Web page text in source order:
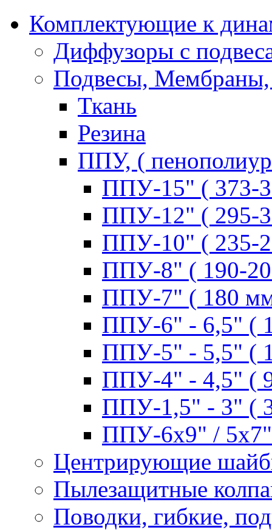
Комплектующие к
Диффузоры с
Подвесы,
Ткань
Резина
ППУ, (
ППУ-15" ( 373-
ППУ-12" ( 295-
ППУ-10" ( 235-
ППУ-8" ( 190-
ППУ-7" ( 180
ППУ-6" - 6,5" (
ППУ-5" - 5,5" (
ППУ-4" - 4,5" (
ППУ-1,5" - 3" (
ППУ-6х9" / 5х7"
Центрирующие
Пылезащитные
Поводки, гибкие,